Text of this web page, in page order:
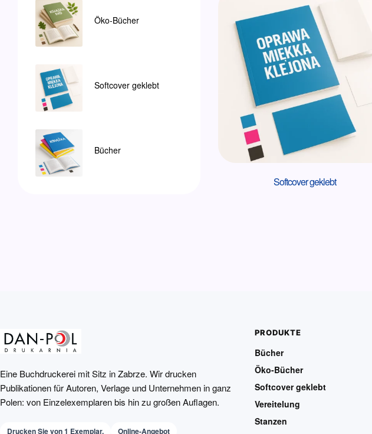
Softcover geklebt
Öko-Bücher
Softcover geklebt
Bücher
Eine Buchdruckerei mit Sitz in Zabrze. Wir drucken
Publikationen für Autoren, Verlage und Unternehmen in ganz
Polen: von Einzelexemplaren bis hin zu großen Auflagen.
Drucken Sie von 1 Exemplar. Online-Angebot
PRODUKTE
Bücher
Öko-Bücher
Softcover geklebt
Vereitelung
Stanzen